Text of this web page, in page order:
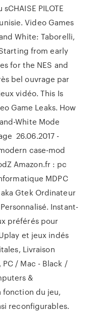
PILOTE
Video Games
White: Taborelli,
from early
for the NES and
bel ouvrage par
vidéo. This Is
Game Leaks. How
White Mode
26.06.2017 -
case-mod
Amazon.fr : pc
MDPC
Gtek Ordinateur
Instant-
préférés pour
et jeux indés
Livraison
/ Mac - Black /
&
fonction du jeu,
reconfigurables.